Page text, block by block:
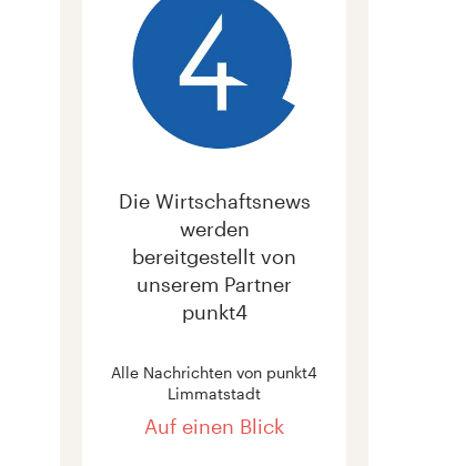
Die Wirtschaftsnews
werden
bereitgestellt von
unserem Partner
punkt4
Alle Nachrichten von punkt4
Limmatstadt
Auf einen Blick